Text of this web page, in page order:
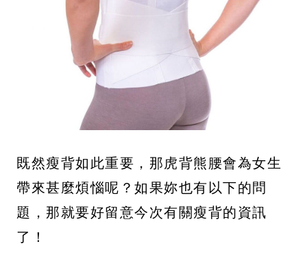
既然瘦背如此重要，那虎背熊腰會為女生
帶來甚麼煩惱呢？如果妳也有以下的問
題，那就要好留意今次有關瘦背的資訊
了！